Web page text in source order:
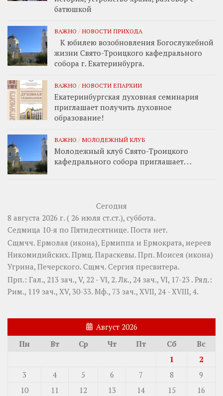
батюшкой
ВАЖНО / НОВОСТИ ПРИХОДА
К юбилею возобновления Богослужебной
жизни Свято-Троицкого кафедрального
собора г. Екатеринбурга.
ВАЖНО / НОВОСТИ ЕПАРХИИ
Екатеринбургская духовная семинария
приглашает получить духовное
образование!
ВАЖНО / МОЛОДЕЖНЫЙ КЛУБ
Молодежный клуб Свято-Троицкого
кафедрального собора приглашает. . .
Сегодня
8 августа 2026 г. ( 26 июля ст.ст.), суббота.
Седмица 10-я по Пятидесятнице. Поста нет.
Сщмчч. Ермолая (икона), Ермиппа и Ермократа, иереев
Никомидийских. Прмц. Параскевы. Прп. Моисея (икона)
Угрина, Печерского. Сщмч. Сергия пресвитера.
Прп.: Гал., 213 зач., V, 22 - VI, 2. Лк., 24 зач., VI, 17-23 . Ряд.:
Рим., 119 зач., XV, 30-33. Мф., 73 зач., XVII, 24 - XVIII, 4.
Август 2026
Пн
Вт Ср Чт Пт Сб
Вс
1
2
3
4 5 6 7 8
9
10
11 12 13 14 15
16